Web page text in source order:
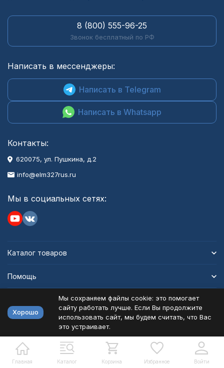
Главная Каталог Корзина Избранное Войти
8 (800) 555-96-25
Звонок бесплатный по РФ
Написать в мессенджеры:
Написать в Telegram
Написать в Whatsapp
Контакты:
620075, ул. Пушкина, д.2
info@elm327rus.ru
Мы в социальных сетях:
Каталог товаров
Помощь
Политика персональных данных
Разработано в bodysite.ru
Хорошо
Мы сохраняем файлы cookie: это помогает
сайту работать лучше. Если Вы продолжите
использовать сайт, мы будем считать, что Вас
это устраивает.